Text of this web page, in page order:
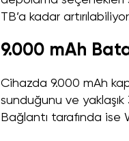
TB’a kadar
9.000 mAh
Cihazda 9.000 mAh
sunduğunu ve
Bağlantı tarafında